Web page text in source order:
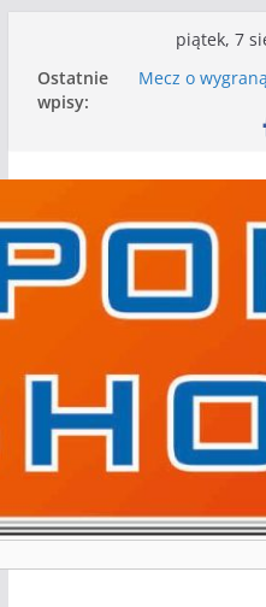
treści
piątek, 7
Ostatnie
wpisy:
I mamy
granie przed
do sezonu.
zespołów za
WKS wygrywa